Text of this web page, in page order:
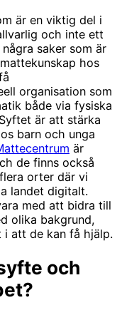
är en viktig del i
och inte ett
saker som är
hos
organisation som
både via fysiska
är att stärka
barn och unga
är
de finns också
orter där vi
landet digitalt.
med att bidra till
olika bakgrund,
i att de kan få hjälp.
och